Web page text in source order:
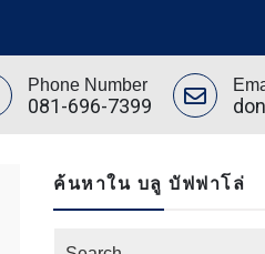
Phone Number
081-696-7399
ค้นหาใน บลู บัฟฟาโล่